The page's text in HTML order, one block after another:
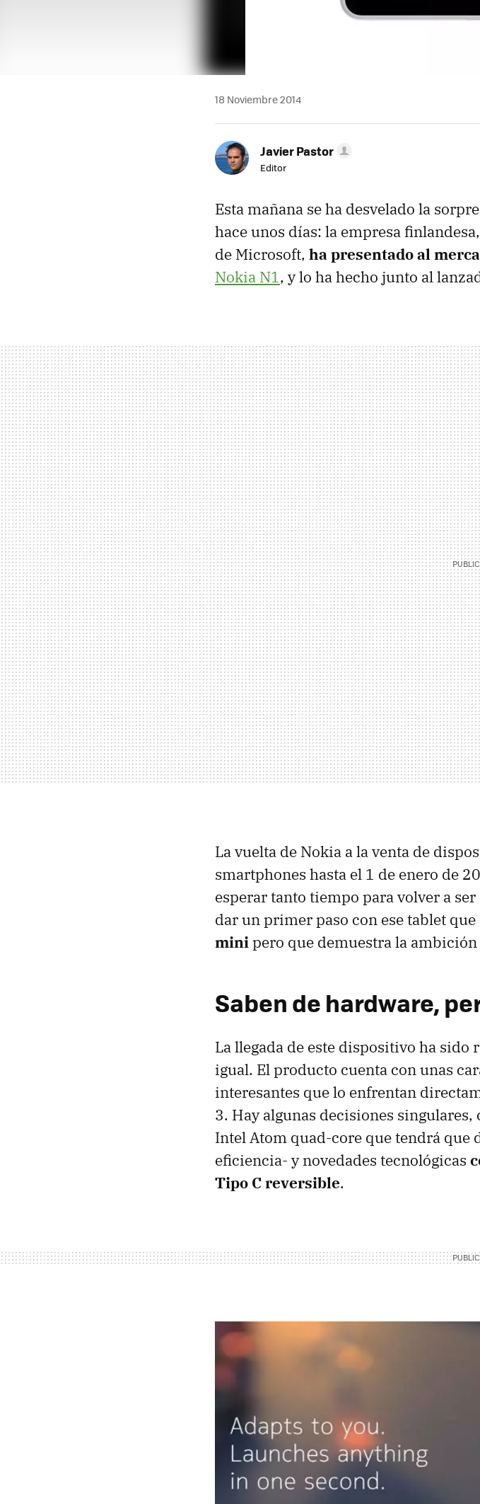
18 Noviembre 2014
Javier Pastor
Editor
Esta mañana se ha desvelado la
hace unos días: la empresa
de Microsoft, ha presentado al
Nokia N1, y lo ha hecho junto al
La vuelta de Nokia a la venta de
smartphones hasta el 1 de enero de
esperar tanto tiempo para volver a
dar un primer paso con ese tablet que
minipero que demuestra la
Saben de hardware,
La llegada de este dispositivo ha
igual. El producto cuenta con unas
interesantes que lo enfrentan
3. Hay algunas decisiones
Intel Atom quad-core que tendrá que
eficiencia- y novedades tecnológicas
Tipo C reversible.